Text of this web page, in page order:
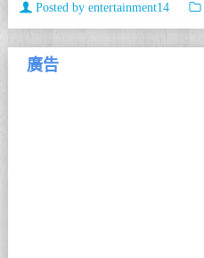
Posted by entertainment14
廣告